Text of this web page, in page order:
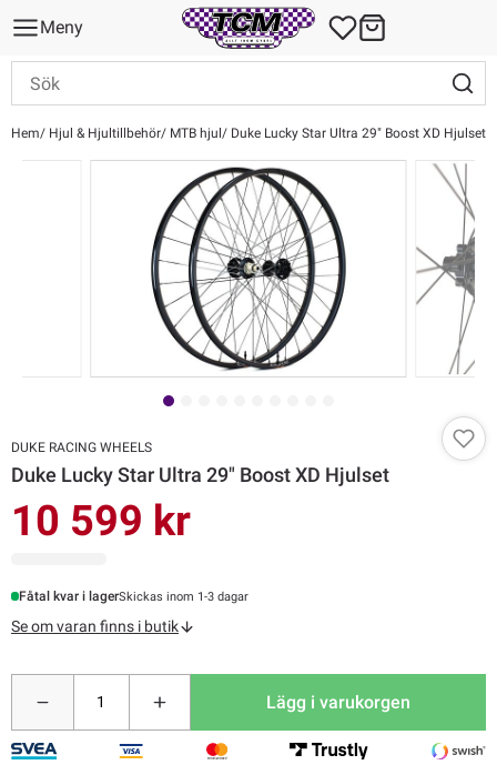
Meny
Hem Hjul & Hjultillbehör MTB hjul Duke Lucky Star Ultra 29" Boost XD Hjulset
DUKE RACING WHEELS
Duke Lucky Star Ultra 29" Boost XD Hjulset
10 599 kr
Fåtal kvar i lagerSkickas inom 1-3 dagar
Se om varan finns i butik
Lägg i varukorgen